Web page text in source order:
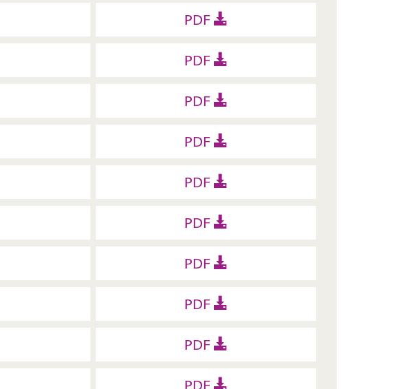
PDF
PDF
PDF
PDF
PDF
PDF
PDF
PDF
PDF